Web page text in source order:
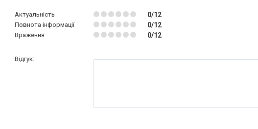
Актуальність 0/12
Повнота інформації 0/12
Враження 0/12
Відгук: